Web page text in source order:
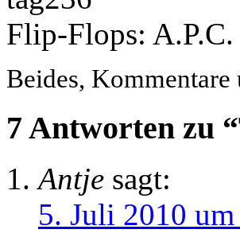
Flip-Flops: A.P.C.
Beides, Kommentare
7 Antworten zu
Antje sagt:
5. Juli 2010